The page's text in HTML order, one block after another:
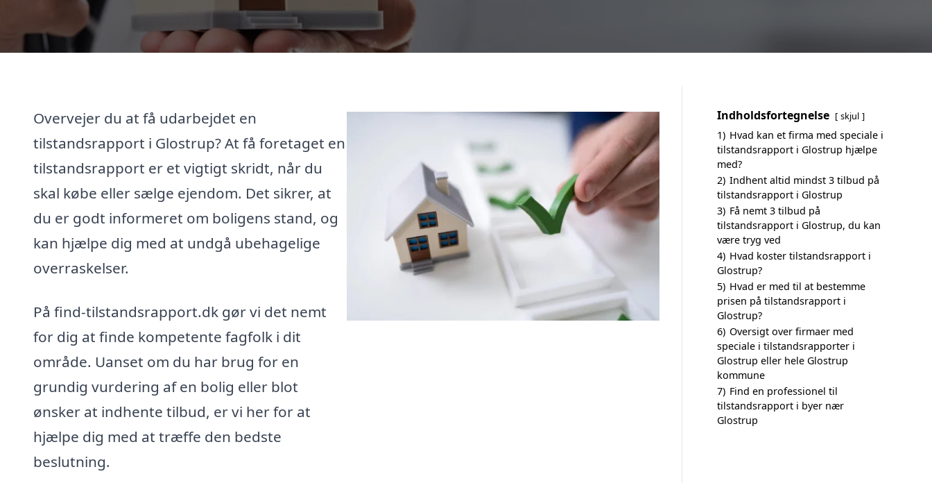
Overvejer du at få udarbejdet en
tilstandsrapport i Glostrup? At få foretaget en
tilstandsrapport er et vigtigt skridt, når du
skal købe eller sælge ejendom. Det sikrer, at
du er godt informeret om boligens stand, og
kan hjælpe dig med at undgå ubehagelige
overraskelser.
På find-tilstandsrapport.dk gør vi det nemt
for dig at finde kompetente fagfolk i dit
område. Uanset om du har brug for en
grundig vurdering af en bolig eller blot
ønsker at indhente tilbud, er vi her for at
hjælpe dig med at træffe den bedste
beslutning.
Indholdsfortegnelse skjul
1) Hvad kan et firma med speciale i
tilstandsrapport i Glostrup hjælpe
med?
2) Indhent altid mindst 3 tilbud på
tilstandsrapport i Glostrup
3) Få nemt 3 tilbud på
tilstandsrapport i Glostrup, du kan
være tryg ved
4) Hvad koster tilstandsrapport i
Glostrup?
5) Hvad er med til at bestemme
prisen på tilstandsrapport i
Glostrup?
6) Oversigt over firmaer med
speciale i tilstandsrapporter i
Glostrup eller hele Glostrup
kommune
7) Find en professionel til
tilstandsrapport i byer nær
Glostrup